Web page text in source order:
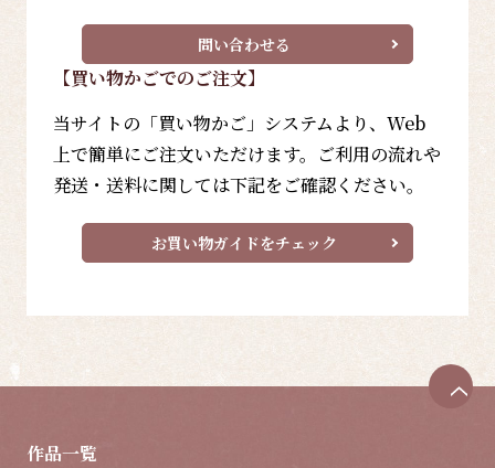
問い合わせる
【買い物かごでのご注文】
当サイトの「買い物かご」システムより、Web
上で簡単にご注文いただけます。ご利用の流れや
発送・送料に関しては下記をご確認ください。
お買い物ガイドをチェック
作品一覧
ペ